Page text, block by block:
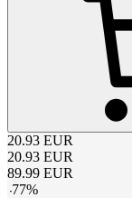
20.93 EUR
20.93 EUR
89.99 EUR
-77%